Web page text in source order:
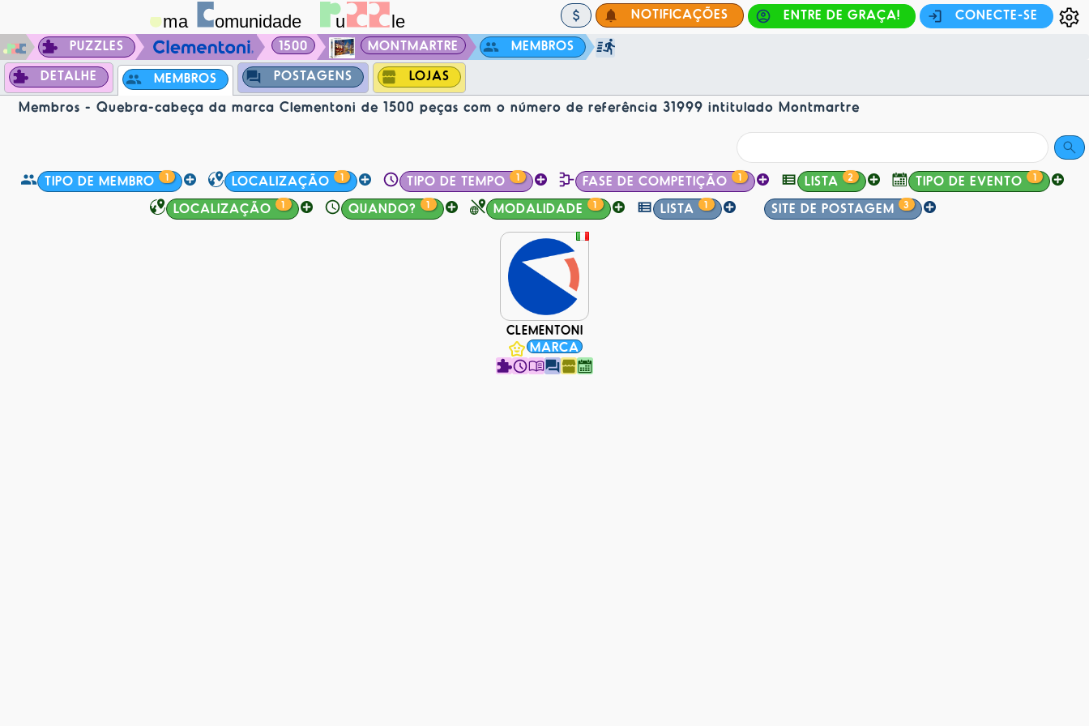
NOTIFICAÇÕES ENTRE DE GRAÇA!
CONECTE-SE
PUZZLES
1500 MONTMARTRE
MEMBROS
DETALHE
MEMBROS POSTAGENS LOJAS
Membros - Quebra-cabeça da marca Clementoni de 1500 peças com o número de referência 31999 intitulado Montmartre
TIPO DE MEMBRO 1 LOCALIZAÇÃO 1 TIPO DE TEMPO 1 FASE DE COMPETIÇÃO 1 LISTA 2 TIPO DE EVENTO 1
LOCALIZAÇÃO 1 QUANDO? 1 MODALIDADE 1 LISTA 1 SITE DE POSTAGEM 3
CLEMENTONI
MARCA